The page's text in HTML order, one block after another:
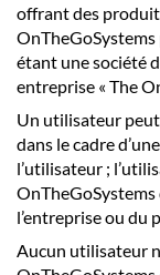
offrant des
étant une société
entreprise « The
Un utilisateur
dans le cadre
l’utilisateur ;
OnTheGoSystems
l’entreprise ou du
Aucun utilisateur